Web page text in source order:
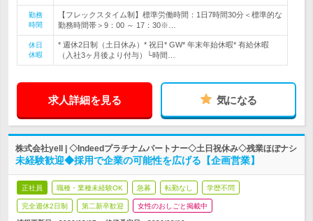
勤務
時間
【フレックスタイム制】標準労働時間：1日7時間30分＜標準的な
勤務時間帯＞9：00 ～ 17：30※…
休日
休暇
* 週休2日制（土日休み）* 祝日* GW* 年末年始休暇* 有給休暇
（入社3ヶ月後より付与）└時間…
求人詳細を見る 気になる
株式会社yell | ◇Indeedプラチナムパートナー◇土日祝休み◇残業ほぼナシ
未経験歓迎◆採用で企業の可能性を広げる【企画営業】
正社員 職種・業種未経験OK 急募 転勤なし 学歴不問
完全週休2日制 第二新卒歓迎 女性のおしごと掲載中